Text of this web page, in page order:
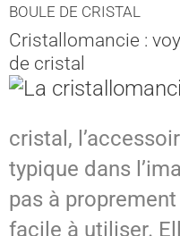
BOULE DE CRISTAL
Cristallomancie :
de cristal
cristal,
typique dans
pas à
facile à utiliser.